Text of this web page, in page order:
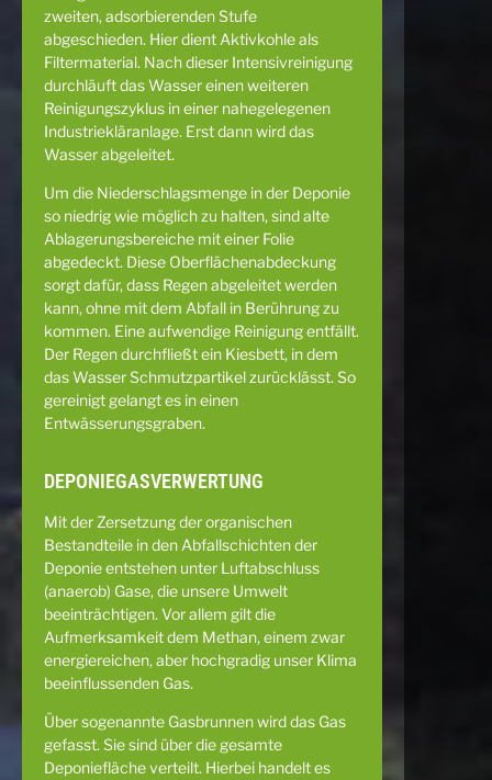
zweiten, adsorbierenden Stufe
abgeschieden. Hier dient Aktivkohle als
Filtermaterial. Nach dieser Intensivreinigung
durchläuft das Wasser einen weiteren
Reinigungszyklus in einer nahegelegenen
Industriekläranlage. Erst dann wird das
Wasser abgeleitet.
Um die Niederschlagsmenge in der Deponie
so niedrig wie möglich zu halten, sind alte
Ablagerungsbereiche mit einer Folie
abgedeckt. Diese Oberflächenabdeckung
sorgt dafür, dass Regen abgeleitet werden
kann, ohne mit dem Abfall in Berührung zu
kommen. Eine aufwendige Reinigung entfällt.
Der Regen durchfließt ein Kiesbett, in dem
das Wasser Schmutzpartikel zurücklässt. So
gereinigt gelangt es in einen
Entwässerungsgraben.
DEPONIEGASVERWERTUNG
Mit der Zersetzung der organischen
Bestandteile in den Abfallschichten der
Deponie entstehen unter Luftabschluss
(anaerob) Gase, die unsere Umwelt
beeinträchtigen. Vor allem gilt die
Aufmerksamkeit dem Methan, einem zwar
energiereichen, aber hochgradig unser Klima
beeinflussenden Gas.
Über sogenannte Gasbrunnen wird das Gas
gefasst. Sie sind über die gesamte
Deponiefläche verteilt. Hierbei handelt es